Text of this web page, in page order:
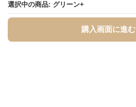
選択中の商品: グリーン+
購入画面に進む
選択中の商品: グリーン+
購入画面に進む